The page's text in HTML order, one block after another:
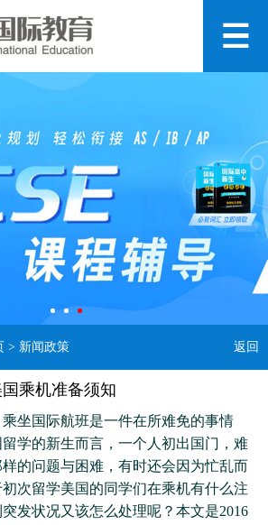
> 新闻政策 返回
乘机准备须知
国际航班是一件在所难免的事情
学的新生而言，一个人初出国门，难
的问题与困难，有时还会因为忙乱而
次留学美国的同学们在乘机有什么注
发状况又该怎么处理呢？本文是2016